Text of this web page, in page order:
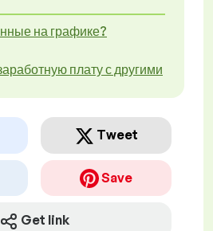
на графике?
плату с другими
Tweet
Save
Get link